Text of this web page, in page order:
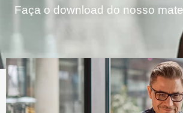
Faça o download do nosso